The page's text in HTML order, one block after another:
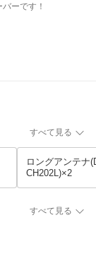
ーです！
すべて見る
ロングアンテナ
CH202L)×2
すべて見る